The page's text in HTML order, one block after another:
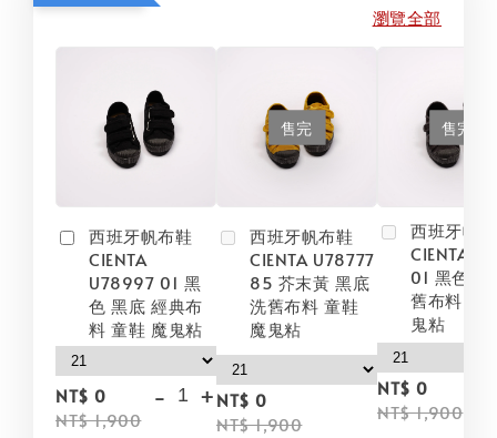
瀏覽全部
西班牙帆布鞋
CIENTA
U78997 01 黑
色 黑底 經典布
料 童鞋 魔鬼粘
NT$ 0
NT$ 1,900
- +
售完
西班牙帆布鞋
CIENTA U78777
85 芥末黃 黑底
洗舊布料 童鞋
魔鬼粘
NT$ 0
NT$ 1,900
售完
西班牙帆
CIENTA
01 黑色 黑
舊布料 童
鬼粘
NT$ 0
NT$ 1,900